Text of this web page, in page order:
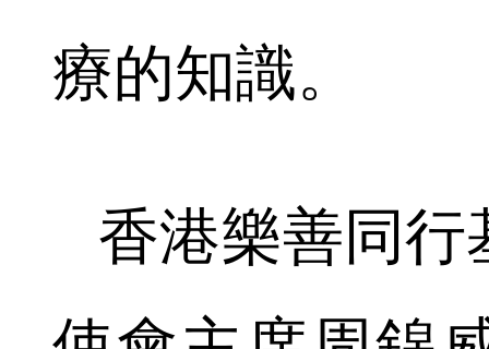
療的知識。
香港樂善同行